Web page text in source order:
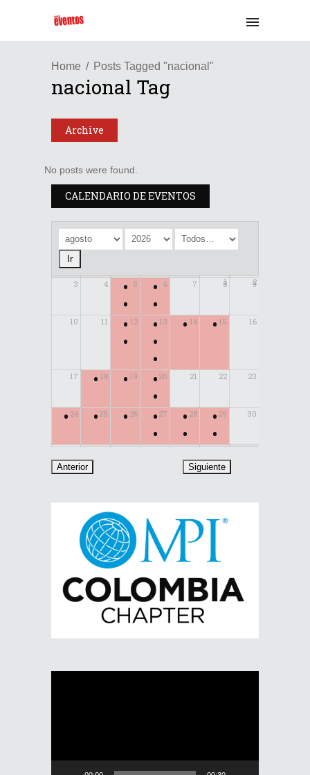
Home Posts Tagged "nacional"
nacional Tag
Archive
No posts were found.
CALENDARIO DE EVENTOS
1 2
3 4 5
•
•
6
•
•
7 8 9
10 11 12
•
•
13
•
•
•
14
• 15
• 16
17 18
• 19
• 20
•
•
21 22 23
24
• 25
• 26
• 27
•
•
28
•
•
29
•
•
30